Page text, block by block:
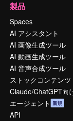
製品
Spaces
AI アシスタント
AI 画像生成ツール
AI 動画生成ツール
AI 音声合成ツール
ストックコンテンツ
Claude/ChatGPT向
エージェント 新規
API